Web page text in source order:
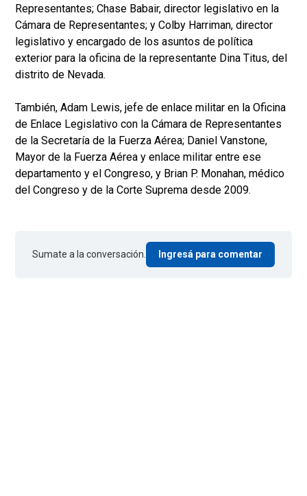
Representantes; Chase Babair, director legislativo en la
Cámara de Representantes; y Colby Harriman, director
legislativo y encargado de los asuntos de política
exterior para la oficina de la representante Dina Titus, del
distrito de Nevada.
También, Adam Lewis, jefe de enlace militar en la Oficina
de Enlace Legislativo con la Cámara de Representantes
de la Secretaría de la Fuerza Aérea; Daniel Vanstone,
Mayor de la Fuerza Aérea y enlace militar entre ese
departamento y el Congreso, y Brian P. Monahan, médico
del Congreso y de la Corte Suprema desde 2009.
Sumate a la conversación. Ingresá para comentar